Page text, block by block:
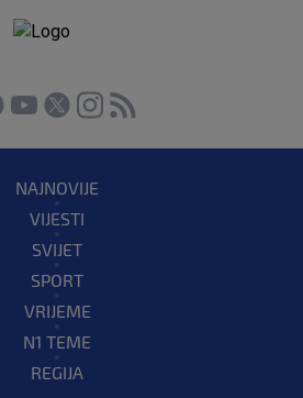
NAJNOVIJE
VIJESTI
SVIJET
SPORT
VRIJEME
N1 TEME
REGIJA